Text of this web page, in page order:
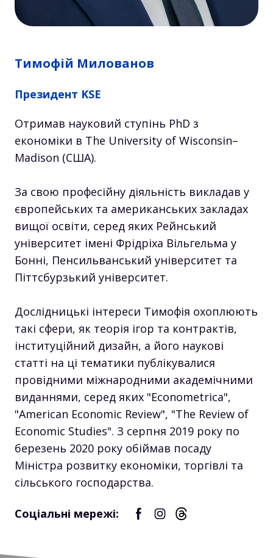
Тимофій Милованов
Президент KSE
Отримав науковий ступінь PhD з
економіки в The University of Wisconsin–
Madison (США).
За свою професійну діяльність викладав у
європейських та американських закладах
вищої освіти, серед яких Рейнський
університет імені Фрідріха Вільгельма у
Бонні, Пенсильванський університет та
Піттсбурзький університет.
Дослідницькі інтереси Тимофія охоплюють
такі сфери, як теорія ігор та контрактів,
інституційний дизайн, а його наукові
статті на ці тематики публікувалися
провідними міжнародними академічними
виданнями, серед яких "Econometrica",
"American Economic Review", "The Review of
Economic Studies". З серпня 2019 року по
березень 2020 року обіймав посаду
Міністра розвитку економіки, торгівлі та
сільського господарства.
Соціальні мережі: